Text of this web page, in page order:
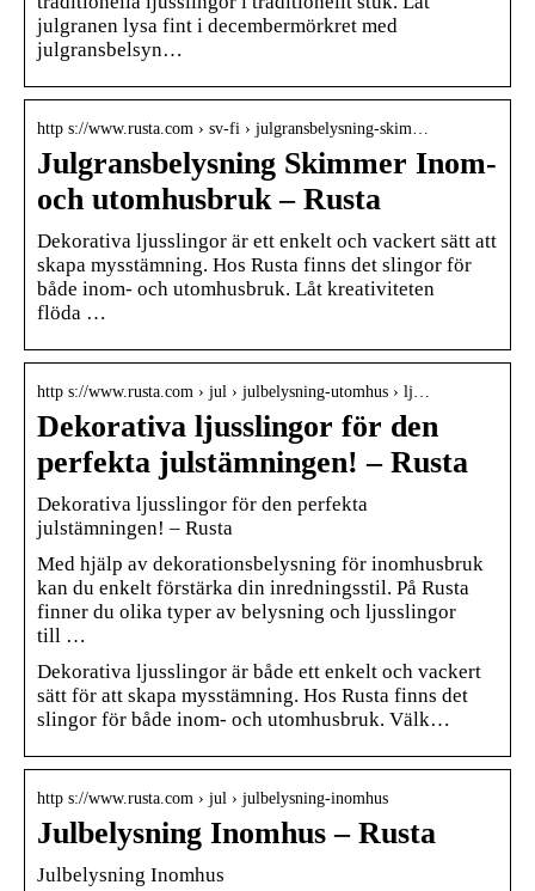
julgranen lysa fint i decembermörkret med
julgransbelsyn…
http s://www.rusta.com › sv-fi › julgransbelysning-skim…
Julgransbelysning Skimmer Inom-
och utomhusbruk – Rusta
Dekorativa ljusslingor är ett enkelt och vackert sätt att
skapa mysstämning. Hos Rusta finns det slingor för
både inom- och utomhusbruk. Låt kreativiteten
flöda …
http s://www.rusta.com › jul › julbelysning-utomhus › lj…
Dekorativa ljusslingor för den
perfekta julstämningen! – Rusta
Dekorativa ljusslingor för den perfekta
julstämningen! – Rusta
Med hjälp av dekorationsbelysning för inomhusbruk
kan du enkelt förstärka din inredningsstil. På Rusta
finner du olika typer av belysning och ljusslingor
till …
Dekorativa ljusslingor är både ett enkelt och vackert
sätt för att skapa mysstämning. Hos Rusta finns det
slingor för både inom- och utomhusbruk. Välk…
http s://www.rusta.com › jul › julbelysning-inomhus
Julbelysning Inomhus – Rusta
Julbelysning Inomhus